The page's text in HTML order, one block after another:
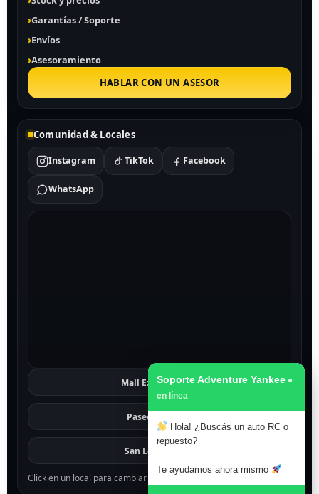
Garantías / Soporte
Envíos
Asesoramiento
HABLAR CON UN ASESOR
Comunidad & Locales
Instagram TikTok Facebook
WhatsApp
Mall Excelsior Ver
Paseo 1811
San Lorenzo
Click en un local para cambiar el mapa.
Soporte Adventure Yankee
Hola! ¿Buscás un auto RC o
repuesto?
Te ayudamos ahora mismo